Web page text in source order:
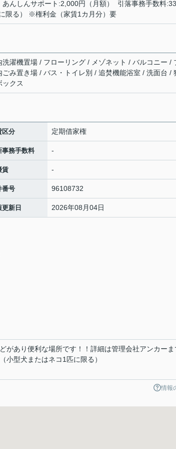
んしんサポート:2,000円（月額） 引落事務手数料
限る） ※権利金（家賃1カ月分）要
濯機置場 / フローリング / メゾネット / バルコニー /
み置き場 / バス・トイレ別 / 追焚機能浴室 / 洗面台 /
クス
区分 定期借家権
事務手数料 -
賃 -
番号 96108732
更新日 2026年08月04日
があり便利な場所です！！詳細は管理会社アンカーま
小型犬またはネコ1匹に限る）
情報